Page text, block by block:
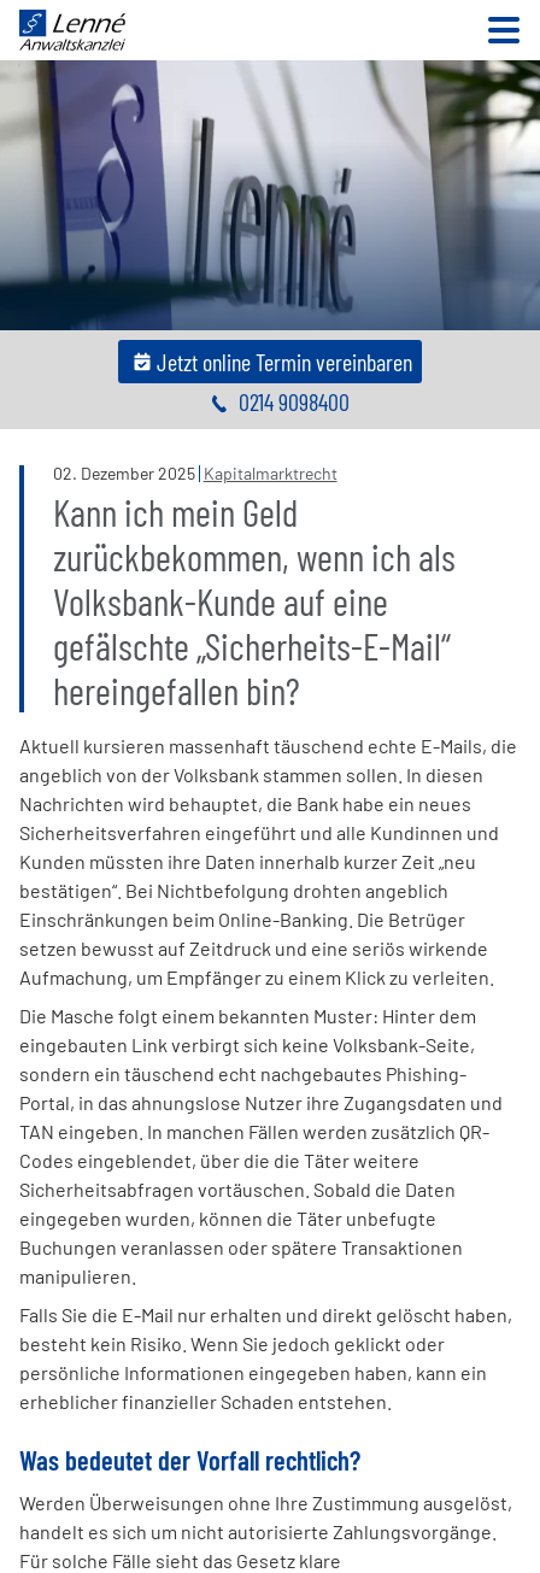
Jetzt online Termin vereinbaren
0214 9098400
02. Dezember2025 Kapitalmarktrecht
Kann ich mein Geld
zurückbekommen, wenn ich als
Volksbank-Kunde auf eine
gefälschte „Sicherheits-E-Mail“
hereingefallen bin?
Aktuell kursieren massenhaft täuschend echte E-Mails, die
angeblich von der Volksbank stammen sollen. In diesen
Nachrichten wird behauptet, die Bank habe ein neues
Sicherheitsverfahren eingeführt und alle Kundinnen und
Kunden müssten ihre Daten innerhalb kurzer Zeit „neu
bestätigen“. Bei Nichtbefolgung drohten angeblich
Einschränkungen beim Online-Banking. Die Betrüger
setzen bewusst auf Zeitdruck und eine seriös wirkende
Aufmachung, um Empfänger zu einem Klick zu verleiten.
Die Masche folgt einem bekannten Muster: Hinter dem
eingebauten Link verbirgt sich keine Volksbank-Seite,
sondern ein täuschend echt nachgebautes Phishing-
Portal, in das ahnungslose Nutzer ihre Zugangsdaten und
TAN eingeben. In manchen Fällen werden zusätzlich QR-
Codes eingeblendet, über die die Täter weitere
Sicherheitsabfragen vortäuschen. Sobald die Daten
eingegeben wurden, können die Täter unbefugte
Buchungen veranlassen oder spätere Transaktionen
manipulieren.
Falls Sie die E-Mail nur erhalten und direkt gelöscht haben,
besteht kein Risiko. Wenn Sie jedoch geklickt oder
persönliche Informationen eingegeben haben, kann ein
erheblicher finanzieller Schaden entstehen.
Was bedeutet der Vorfall rechtlich?
Werden Überweisungen ohne Ihre Zustimmung ausgelöst,
handelt es sich um nicht autorisierte Zahlungsvorgänge.
Für solche Fälle sieht das Gesetz klare